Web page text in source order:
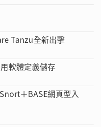
Tanzu全新出擊
軟體定義儲存
＋BASE網頁型入